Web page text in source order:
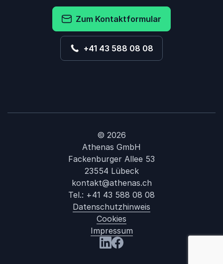
Zum Kontaktformular
+41 43 588 08 08
© 2026
Athenas GmbH
Fackenburger Allee 53
23554 Lübeck
kontakt@athenas.ch
Tel.: +41 43 588 08 08
Datenschutzhinweis
Cookies
Impressum